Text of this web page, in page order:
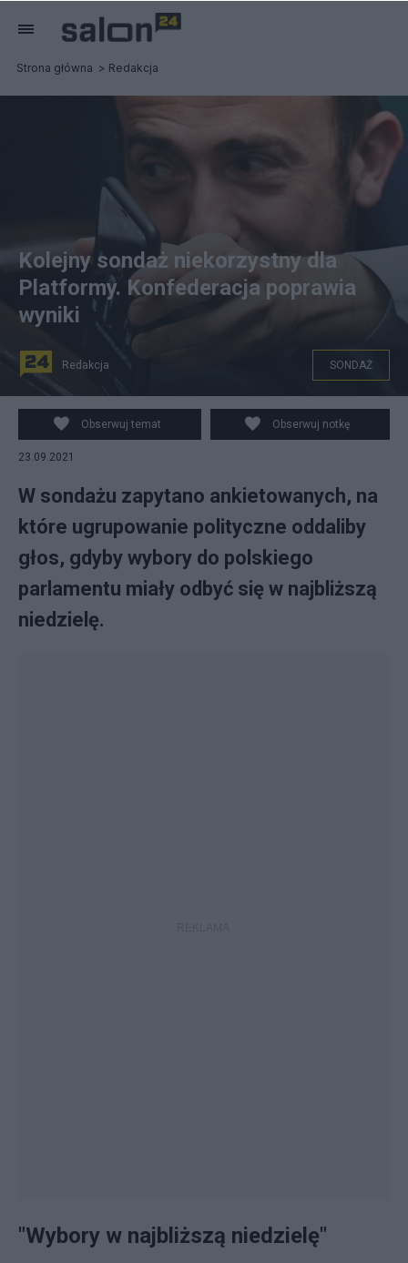
Strona główna Redakcja
Borys Budka. Fot. PAP
Kolejny sondaż niekorzystny dla
Platformy. Konfederacja poprawia
wyniki
Redakcja SONDAŻ
Obserwuj temat Obserwuj notkę
23.09.2021
W sondażu zapytano ankietowanych, na
które ugrupowanie polityczne oddaliby
głos, gdyby wybory do polskiego
parlamentu miały odbyć się w najbliższą
niedzielę.
"Wybory w najbliższą niedzielę"